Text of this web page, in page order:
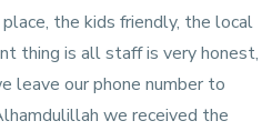
the kids friendly, the local
thing is all staff is very honest,
leave our phone number to
we received the